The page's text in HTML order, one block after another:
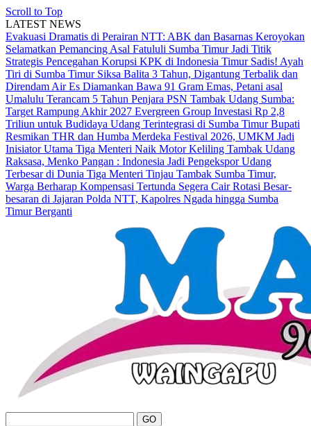
Scroll to Top
LATEST NEWS
Evakuasi Dramatis di Perairan NTT: ABK dan Basarnas Keroyokan
Selamatkan Pemancing Asal Fatululi Sumba Timur Jadi Titik
Strategis Pencegahan Korupsi KPK di Indonesia Timur Sadis! Ayah
Tiri di Sumba Timur Siksa Balita 3 Tahun, Digantung Terbalik dan
Direndam Air Es Diamankan Bawa 91 Gram Emas, Petani asal
Umalulu Terancam 5 Tahun Penjara PSN Tambak Udang Sumba:
Target Rampung Akhir 2027 Evergreen Group Investasi Rp 2,8
Triliun untuk Budidaya Udang Terintegrasi di Sumba TimurBupati
Resmikan THR dan Humba Merdeka Festival 2026, UMKM Jadi
Inisiator Utama Tiga Menteri Naik Motor Keliling Tambak Udang
Raksasa, Menko Pangan : Indonesia Jadi Pengekspor Udang
Terbesar di Dunia Tiga Menteri Tinjau Tambak Sumba Timur,
Warga Berharap Kompensasi Tertunda Segera CairRotasi Besar-
besaran di Jajaran Polda NTT, Kapolres Ngada hingga Sumba
Timur Berganti